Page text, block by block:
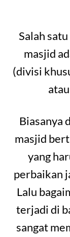
Salah
masjid
(divisi
Biasanya
masjid
yang
perbaikan
Lalu
terjadi di
sangat